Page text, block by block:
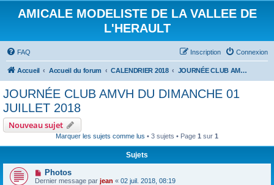
AMICALE MODELISTE DE LA VALLEE DE
L'HERAULT
FAQ Connexion
Inscription
Accueil Accueil du forum CALENDRIER 2018 JOURNÉE CLUB AMVH DU DIMANCHE 01 JUILLET 2018
JOURNÉE CLUB AMVH DU DIMANCHE 01
JUILLET 2018
Nouveau sujet
Marquer les sujets comme lus • 3 sujets • Page 1 sur 1
Sujets
Photos
Dernier message par jean « 02 juil. 2018, 08:19